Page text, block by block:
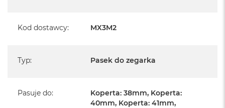
Kod dostawcy: MX3M2
Typ: Pasek do zegarka
Pasuje do:
Koperta: 38mm, Koperta:
40mm, Koperta: 41mm,